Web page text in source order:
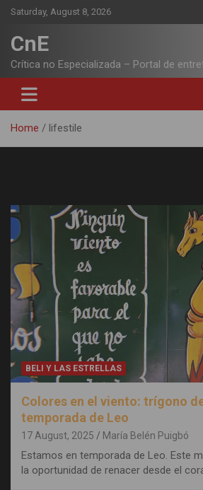
Skip
content
Saturday, August 8, 2026
CnE
Crítica no Especializada – Portal de
Home lifestile
BELI Y LAS ESTRELLAS
Colores en el viento: trígono
temporada de Leo
17 August, 2025 María Belén Puigbó
Estamos en temporada de Leo. Este
la oportunidad de renacer desde el